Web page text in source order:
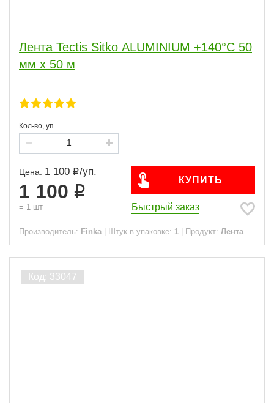
Лента Tectis Sitko ALUMINIUM +140°C 50
мм x 50 м
Кол-во, уп.
Цена: 1 100 /уп.
1 100
= 1 шт
КУПИТЬ
Быстрый заказ
Производитель: Finka Штук в упаковке: 1 Продукт: Лента